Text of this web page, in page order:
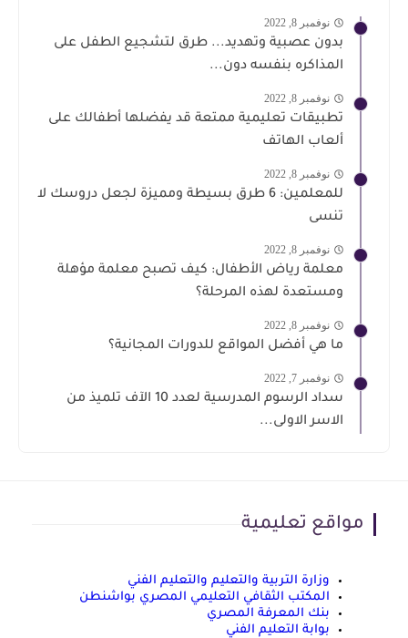
نوفمبر 8, 2022
بدون عصبية وتهديد... طرق لتشجيع الطفل على
المذاكره بنفسه دون...
نوفمبر 8, 2022
تطبيقات تعليمية ممتعة قد يفضلها أطفالك على
ألعاب الهاتف
نوفمبر 8, 2022
للمعلمين: 6 طرق بسيطة ومميزة لجعل دروسك لا
تنسى
نوفمبر 8, 2022
معلمة رياض الأطفال: كيف تصبح معلمة مؤهلة
ومستعدة لهذه المرحلة؟
نوفمبر 8, 2022
ما هي أفضل المواقع للدورات المجانية؟
نوفمبر 7, 2022
سداد الرسوم المدرسية لعدد 10 الآف تلميذ من
الاسر الاولى...
مواقع تعليمية
وزارة التربية والتعليم والتعليم الفني
المكتب الثقافي التعليمي المصري بواشنطن
بنك المعرفة المصري
بوابة التعليم الفني